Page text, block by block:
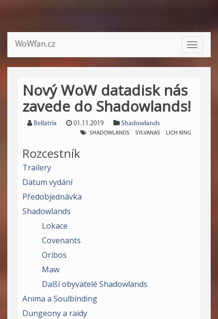
Toggle
WoWfan.cz
Nový WoW datadisk nás
zavede do Shadowlands!
Bellatrix 01.11.2019 Shadowlands
SHADOWLANDS SYLVANAS LICH KING
Rozcestník
Trailery
Datum vydání
Předobjednávka
Shadowlands
Lokace
Covenants
Oribos
Maw
Další obyvatelé Shadowlands
Anima a Soulbinding
Dungeony a raidy